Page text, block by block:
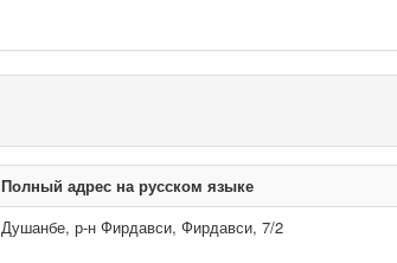
Полный адрес на русском языке
Душанбе, р-н Фирдавси, Фирдавси, 7/2